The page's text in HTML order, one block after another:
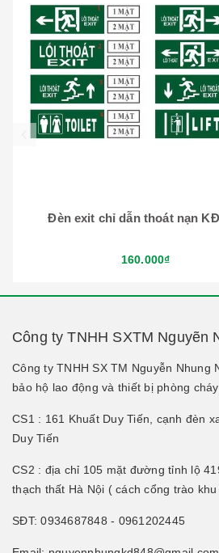
Đèn exit chỉ dẫn thoát nạn
160.000₫
Công ty TNHH SXTM Nguyẽn
Công ty TNHH SX TM Nguyễn Nhung
bảo hộ lao động và thiết bị phòng
CS1 : 161 Khuất Duy Tiến, cạnh đèn
Duy Tiến
CS2 : địa chỉ 105 mặt đường tỉnh lộ
thạch thất Hà Nội ( cách cổng trào
SĐT: 0934687848 - 0961202445